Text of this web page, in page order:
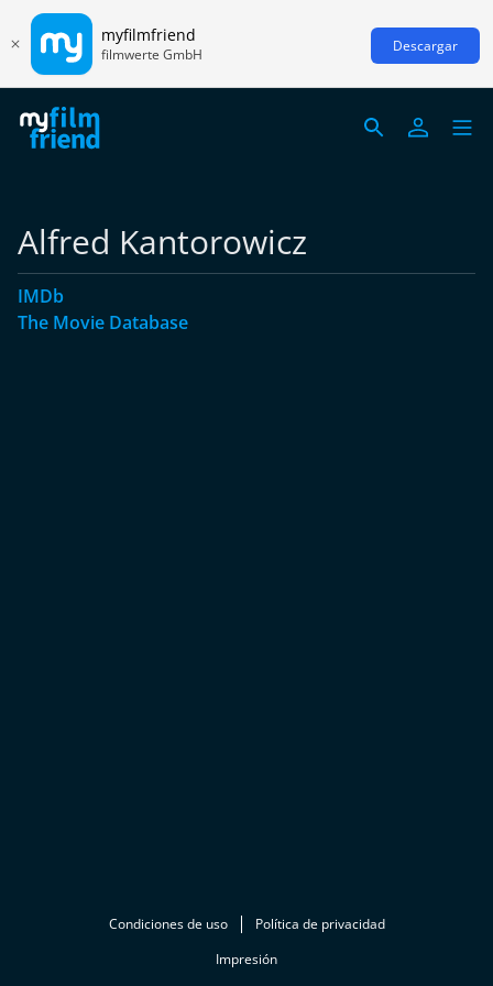
myfilmfriend
filmwerte GmbH Descargar
Alfred Kantorowicz
IMDb
The Movie Database
Condiciones de uso
Política de privacidad
Impresión